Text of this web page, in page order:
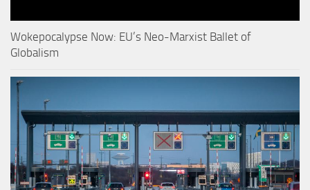
Wokepocalypse Now: EU’s Neo-Marxist Ballet of
Globalism